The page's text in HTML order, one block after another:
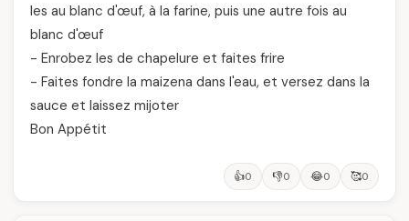
les au blanc d'œuf, à la farine, puis une autre fois au
blanc d'œuf
- Enrobez les de chapelure et faites frire
- Faites fondre la maizena dans l'eau, et versez dans la
sauce et laissez mijoter
Bon Appétit
👍0 👎0 😂0 🥰0